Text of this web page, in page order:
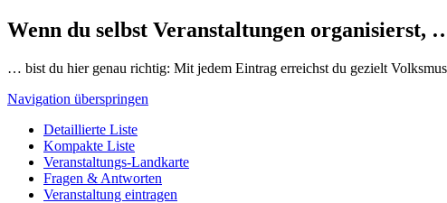
Wenn du selbst Veranstaltungen organisierst,
… bist du hier genau richtig: Mit jedem Eintrag erreichst du gezielt
Navigation überspringen
Detaillierte Liste
Kompakte Liste
Veranstaltungs-Landkarte
Fragen & Antworten
Veranstaltung eintragen